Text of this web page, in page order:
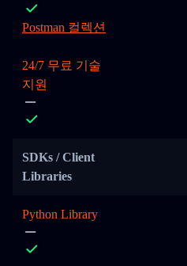
Postman 컬렉션
24/7 무료 기술
지원
SDKs / Client
Libraries
Python Library